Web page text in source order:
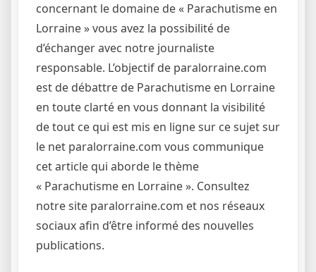
concernant le domaine de « Parachutisme en
Lorraine » vous avez la possibilité de
d’échanger avec notre journaliste
responsable. L’objectif de paralorraine.com
est de débattre de Parachutisme en Lorraine
en toute clarté en vous donnant la visibilité
de tout ce qui est mis en ligne sur ce sujet sur
le net paralorraine.com vous communique
cet article qui aborde le thème
« Parachutisme en Lorraine ». Consultez
notre site paralorraine.com et nos réseaux
sociaux afin d’être informé des nouvelles
publications.